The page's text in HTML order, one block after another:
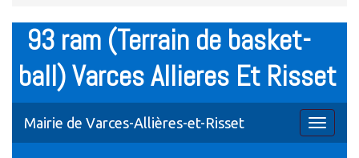
93 ram (Terrain de basket-
ball) Varces Allieres Et Risset
Toggle
Mairie de Varces-Allières-et-Risset